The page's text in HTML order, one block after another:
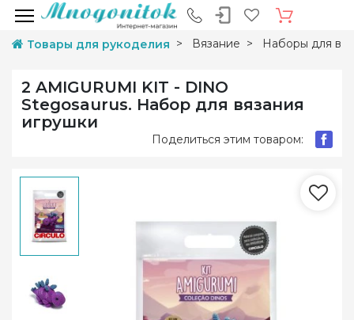
Товары для рукоделия Вязание Наборы для
2 AMIGURUMI KIT - DINO
Stegosaurus. Набор для вязания
игрушки
Поделиться этим товаром: